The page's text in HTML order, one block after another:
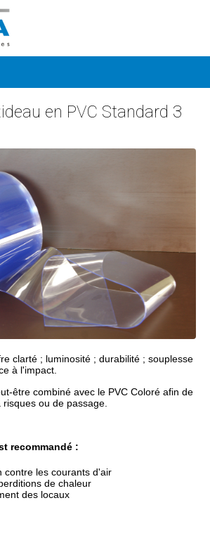
en PVC Standard 3
clarté ; luminosité ; durabilité ; souplesse
à l'impact.
être combiné avec le PVC Coloré afin de
ou de passage.
recommandé :
contre les courants d'air
de chaleur
des locaux